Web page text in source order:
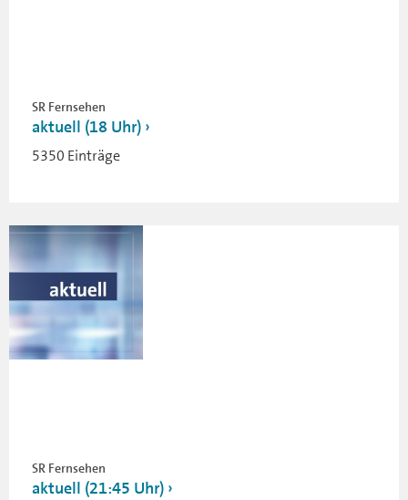
SR Fernsehen
aktuell (18 Uhr)
5350 Einträge
SR Fernsehen
aktuell (21:45 Uhr)